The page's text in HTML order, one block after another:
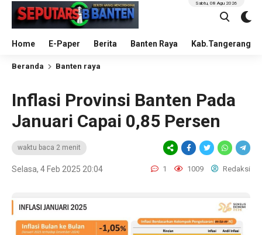
Home E-Paper Berita Banten Raya Kab.Tangerang
Sabtu, 08 Agu 2026
Beranda Banten raya
Inflasi Provinsi Banten Pada
Januari Capai 0,85 Persen
waktu baca 2 menit
Selasa, 4 Feb 2025 20:04 1 1009 Redaksi